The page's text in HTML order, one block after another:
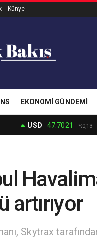
Künye
EKONOMI GÜNDEMI
USD 47.7021 %0,13
artırıyor
Skytrax